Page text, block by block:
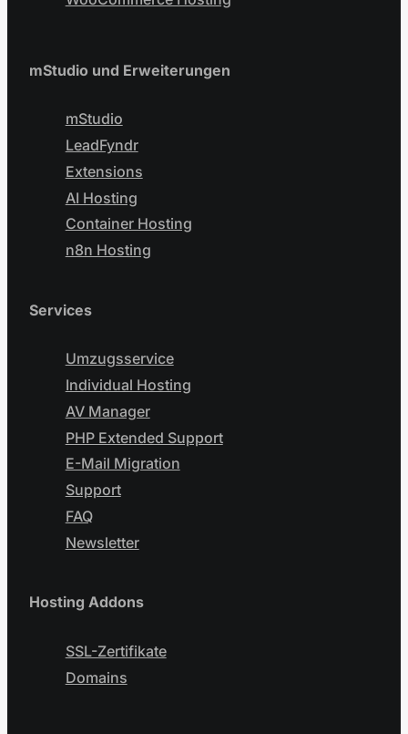
mStudio und Erweiterungen
mStudio
LeadFyndr
Extensions
AI Hosting
Container Hosting
n8n Hosting
Services
Umzugsservice
Individual Hosting
AV Manager
PHP Extended Support
E-Mail Migration
Support
FAQ
Newsletter
Hosting Addons
SSL-Zertifikate
Domains